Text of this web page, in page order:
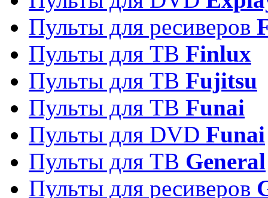
Пульты для ресиверов
Пульты для ТВ Finlux
Пульты для ТВ Fujitsu
Пульты для ТВ Funai
Пульты для DVD Funai
Пульты для ТВ General
Пульты для ресиверов